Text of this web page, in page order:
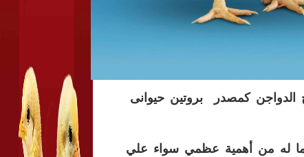
الدواجن كمصدر بروتين حيوانى
لما له من أهمية عظمي سواء علي